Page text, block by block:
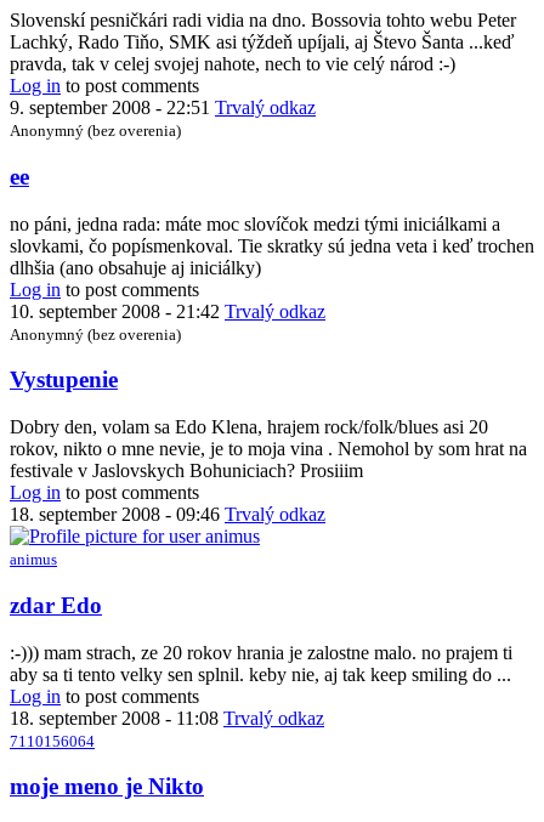
to
A
čo
tak
so
šifrou
začať
kefo
Slovenskí pesničkári radi vidia na dno. Bossovia tohto webu Peter
Lachký, Rado Tiňo, SMK asi týždeň upíjali, aj Števo Šanta ...keď
pravda, tak v celej svojej nahote, nech to vie celý národ :-)
Log in to post comments
9. september 2008 - 22:51 Trvalý odkaz
Anonymný (bez overenia)
In
reply
alebo
by
Radiar
ee
no páni, jedna rada: máte moc slovíčok medzi tými iniciálkami a
slovkami, čo popísmenkoval. Tie skratky sú jedna veta i keď trochen
dlhšia (ano obsahuje aj iniciálky)
Log in to post comments
10. september 2008 - 21:42 Trvalý odkaz
Anonymný (bez overenia)
Vystupenie
Dobry den, volam sa Edo Klena, hrajem rock/folk/blues asi 20
rokov, nikto o mne nevie, je to moja vina . Nemohol by som hrat na
festivale v Jaslovskych Bohuniciach? Prosiiim
Log in to post comments
18. september 2008 - 09:46 Trvalý odkaz
animus
In
reply
to
Vystupenie
by
Anonymný
(bez
overenia)
zdar Edo
:-))) mam strach, ze 20 rokov hrania je zalostne malo. no prajem ti
aby sa ti tento velky sen splnil. keby nie, aj tak keep smiling do ...
Log in to post comments
18. september 2008 - 11:08 Trvalý odkaz
7110156064
In
reply
moje meno je Nikto